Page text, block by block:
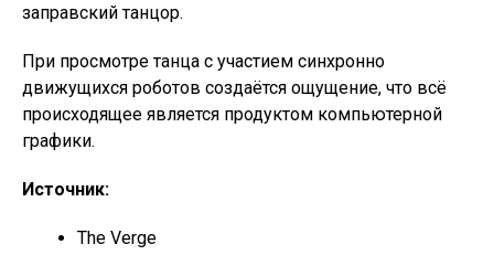
заправский танцор.
При просмотре танца с участием синхронно
движущихся роботов создаётся ощущение, что всё
происходящее является продуктом компьютерной
графики.
Источник:
The Verge